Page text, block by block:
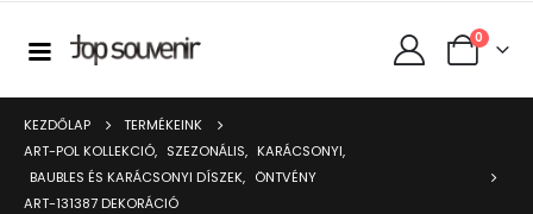
0
KEZDŐLAP
TERMÉKEINK
ART-POL KOLLEKCIÓ, SZEZONÁLIS, KARÁCSONYI,
BAUBLES ÉS KARÁCSONYI DÍSZEK, ÖNTVÉNY
ART-131387 DEKORÁCIÓ